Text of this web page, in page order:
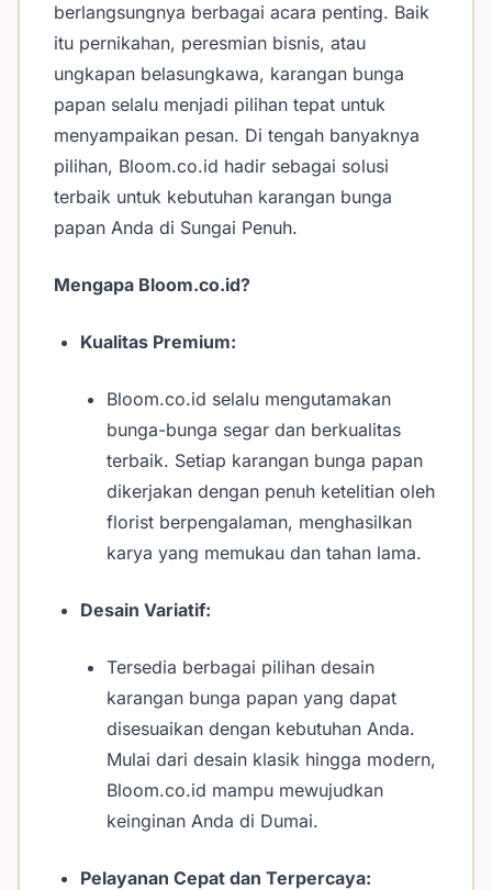
berlangsungnya berbagai acara penting. Baik
itu pernikahan, peresmian bisnis, atau
ungkapan belasungkawa, karangan bunga
papan selalu menjadi pilihan tepat untuk
menyampaikan pesan. Di tengah banyaknya
pilihan, Bloom.co.id hadir sebagai solusi
terbaik untuk kebutuhan karangan bunga
papan Anda di Sungai Penuh.
Mengapa Bloom.co.id?
Kualitas Premium:
Bloom.co.id selalu mengutamakan
bunga-bunga segar dan berkualitas
terbaik. Setiap karangan bunga papan
dikerjakan dengan penuh ketelitian oleh
florist berpengalaman, menghasilkan
karya yang memukau dan tahan lama.
Desain Variatif:
Tersedia berbagai pilihan desain
karangan bunga papan yang dapat
disesuaikan dengan kebutuhan Anda.
Mulai dari desain klasik hingga modern,
Bloom.co.id mampu mewujudkan
keinginan Anda di Dumai.
Pelayanan Cepat dan Terpercaya: